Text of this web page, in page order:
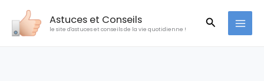
contenu
Astuces et Conseils
le site d'astuces et conseils de la vie quotidienne !